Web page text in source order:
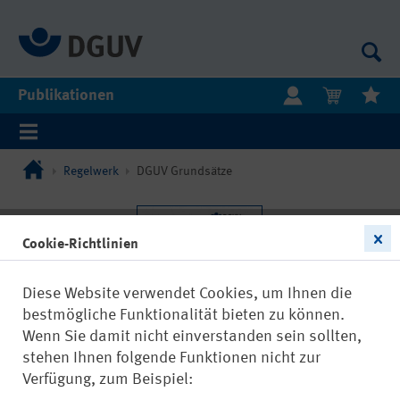
Publikationen
Regelwerk DGUV Grundsätze
Cookie-Richtlinien
Diese Website verwendet Cookies, um Ihnen die
bestmögliche Funktionalität bieten zu können.
Wenn Sie damit nicht einverstanden sein sollten,
stehen Ihnen folgende Funktionen nicht zur
Verfügung, zum Beispiel: